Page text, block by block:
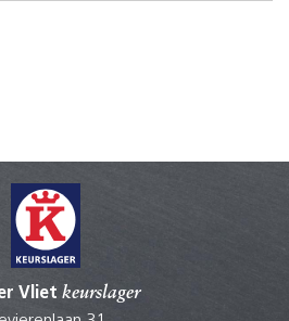
Vliet keurslager